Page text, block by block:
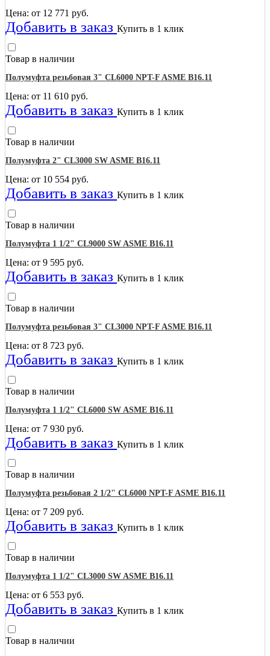
Цена: от 12 771 руб.
Добавить в заказ Купить в 1 клик
Товар в наличии
Полумуфта резьбовая 3" CL6000 NPT-F ASME B16.11
Цена: от 11 610 руб.
Добавить в заказ Купить в 1 клик
Товар в наличии
Полумуфта 2" CL3000 SW ASME B16.11
Цена: от 10 554 руб.
Добавить в заказ Купить в 1 клик
Товар в наличии
Полумуфта 1 1/2" CL9000 SW ASME B16.11
Цена: от 9 595 руб.
Добавить в заказ Купить в 1 клик
Товар в наличии
Полумуфта резьбовая 3" CL3000 NPT-F ASME B16.11
Цена: от 8 723 руб.
Добавить в заказ Купить в 1 клик
Товар в наличии
Полумуфта 1 1/2" CL6000 SW ASME B16.11
Цена: от 7 930 руб.
Добавить в заказ Купить в 1 клик
Товар в наличии
Полумуфта резьбовая 2 1/2" CL6000 NPT-F ASME B16.11
Цена: от 7 209 руб.
Добавить в заказ Купить в 1 клик
Товар в наличии
Полумуфта 1 1/2" CL3000 SW ASME B16.11
Цена: от 6 553 руб.
Добавить в заказ Купить в 1 клик
Товар в наличии